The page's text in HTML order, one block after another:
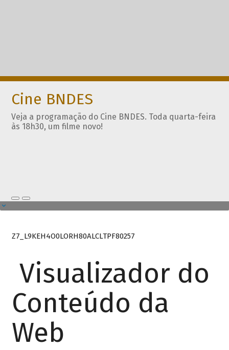
Cine BNDES
Veja a programação do Cine BNDES. Toda quarta-feira
às 18h30, um filme novo!
Z7_L9KEH4O0LORH80ALCLTPF80257
Visualizador do
Conteúdo da
Web